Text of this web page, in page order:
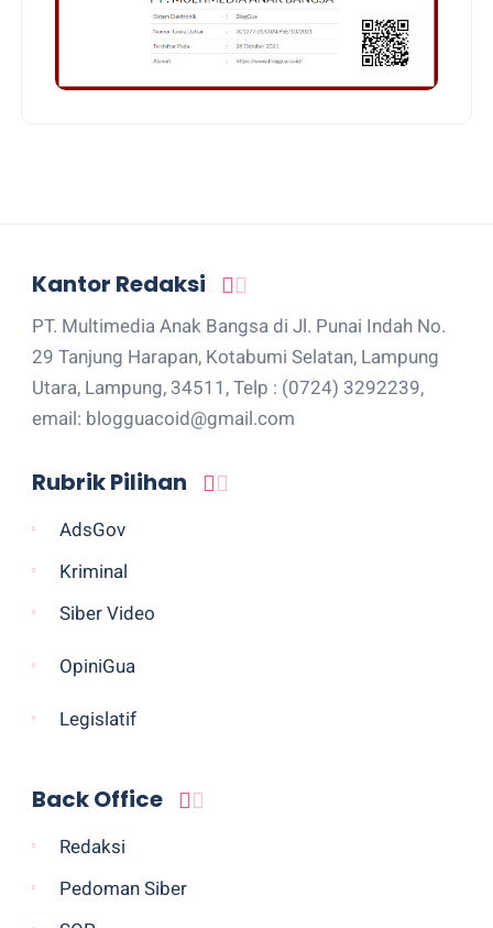
Kantor Redaksi
PT. Multimedia Anak Bangsa di Jl. Punai Indah No.
29 Tanjung Harapan, Kotabumi Selatan, Lampung
Utara, Lampung, 34511, Telp : (0724) 3292239,
email: blogguacoid@gmail.com
Rubrik Pilihan
AdsGov
Kriminal
Siber Video
OpiniGua
Legislatif
Back Office
Redaksi
Pedoman Siber